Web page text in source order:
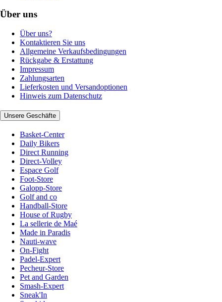
Über uns
Über uns?
Kontaktieren Sie uns
Allgemeine Verkaufsbedingungen
Rückgabe & Erstattung
Impressum
Zahlungsarten
Lieferkosten und Versandoptionen
Hinweis zum Datenschutz
Unsere Geschäfte
Basket-Center
Daily Bikers
Direct Running
Direct-Volley
Espace Golf
Foot-Store
Galopp-Store
Golf and co
Handball-Store
House of Rugby
La sellerie de Maé
Made in Paradis
Nauti-wave
On-Fight
Padel-Expert
Pecheur-Store
Pet and Garden
Smash-Expert
Sneak'In